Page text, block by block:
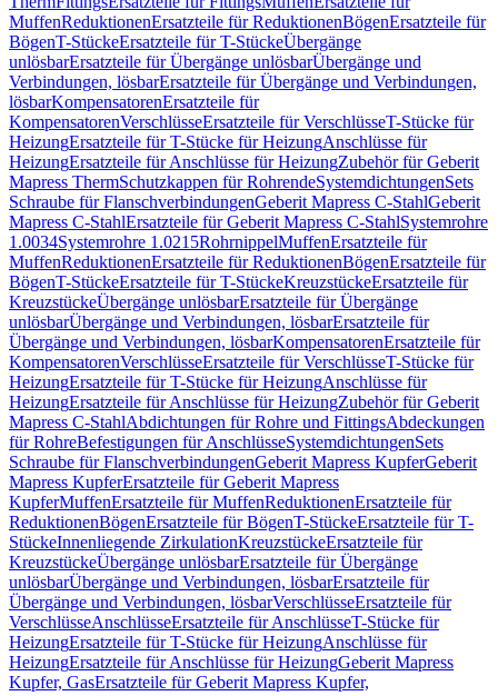
MuffenReduktionenErsatzteile für ReduktionenBögenErsatzteile für
BögenT-StückeErsatzteile für T-StückeÜbergänge
unlösbarErsatzteile für Übergänge unlösbarÜbergänge und
Verbindungen, lösbarErsatzteile für Übergänge und Verbindungen,
lösbarKompensatorenErsatzteile für
KompensatorenVerschlüsseErsatzteile für VerschlüsseT-Stücke für
HeizungErsatzteile für T-Stücke für HeizungAnschlüsse für
HeizungErsatzteile für Anschlüsse für HeizungZubehör für Geberit
Mapress ThermSchutzkappen für RohrendeSystemdichtungenSets
Schraube für FlanschverbindungenGeberit Mapress C-StahlGeberit
Mapress C-StahlErsatzteile für Geberit Mapress C-StahlSystemrohre
1.0034Systemrohre 1.0215RohrnippelMuffenErsatzteile für
MuffenReduktionenErsatzteile für ReduktionenBögenErsatzteile für
BögenT-StückeErsatzteile für T-StückeKreuzstückeErsatzteile für
KreuzstückeÜbergänge unlösbarErsatzteile für Übergänge
unlösbarÜbergänge und Verbindungen, lösbarErsatzteile für
Übergänge und Verbindungen, lösbarKompensatorenErsatzteile für
KompensatorenVerschlüsseErsatzteile für VerschlüsseT-Stücke für
HeizungErsatzteile für T-Stücke für HeizungAnschlüsse für
HeizungErsatzteile für Anschlüsse für HeizungZubehör für Geberit
Mapress C-StahlAbdichtungen für Rohre und FittingsAbdeckungen
für RohreBefestigungen für AnschlüsseSystemdichtungenSets
Schraube für FlanschverbindungenGeberit Mapress KupferGeberit
Mapress KupferErsatzteile für Geberit Mapress
KupferMuffenErsatzteile für MuffenReduktionenErsatzteile für
ReduktionenBögenErsatzteile für BögenT-StückeErsatzteile für T-
StückeInnenliegende ZirkulationKreuzstückeErsatzteile für
KreuzstückeÜbergänge unlösbarErsatzteile für Übergänge
unlösbarÜbergänge und Verbindungen, lösbarErsatzteile für
Übergänge und Verbindungen, lösbarVerschlüsseErsatzteile für
VerschlüsseAnschlüsseErsatzteile für AnschlüsseT-Stücke für
HeizungErsatzteile für T-Stücke für HeizungAnschlüsse für
HeizungErsatzteile für Anschlüsse für HeizungGeberit Mapress
Kupfer, GasErsatzteile für Geberit Mapress Kupfer,